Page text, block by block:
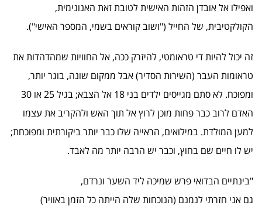
ואפילו אל אובדן הזהות האישית לטובת זאת האנונימית,
הקולקטיבית, של החייל ("ושוב קוראים בשמי, המספר האישי").
זה יכול להיות די טראומטי, להיזרק ככה, אל החוויות שמהדהדות את
טראומות העבר (השירות הסדיר) אבל ממקום שונה, בוגר יותר,
ומפוכח. לא סתם מגייסים ילדים בני 18 אל הצבא; בגיל 25 או 30
האדם לרוב כבר פחות מוכן לרוץ אל תוך האש ולהקריב את עצמו
למען המולדת. במילואים, הראייה שלו כבר יותר ביקורתית ומפוכחת;
יש לו חיים שם בחוץ, וכבר יש הרבה יותר מה לאבד.
"בינתיים הבדואי פרש שמיכה ליד השער ונרדם,
גם אני חזרתי לנמנם (הנוכחות שלה הייתה כל הזמן באוויר)